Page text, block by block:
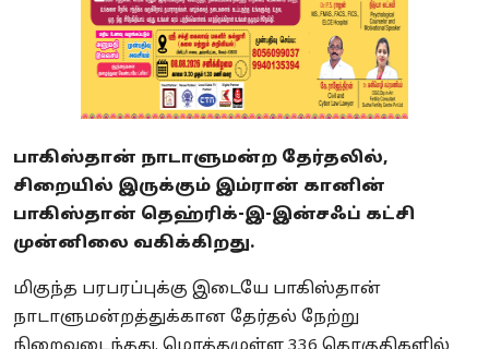
பாகிஸ்தான் நாடாளுமன்ற தேர்தலில்,
சிறையில் இருக்கும் இம்ரான் கானின்
பாகிஸ்தான் தெஹ்ரிக்-இ-இன்சஃப் கட்சி
முன்னிலை வகிக்கிறது.
மிகுந்த பரபரப்புக்கு இடையே பாகிஸ்தான்
நாடாளுமன்றத்துக்கான தேர்தல் நேற்று